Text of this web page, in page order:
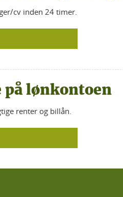
cv inden 24 timer.
på lønkontoen
renter og billån.